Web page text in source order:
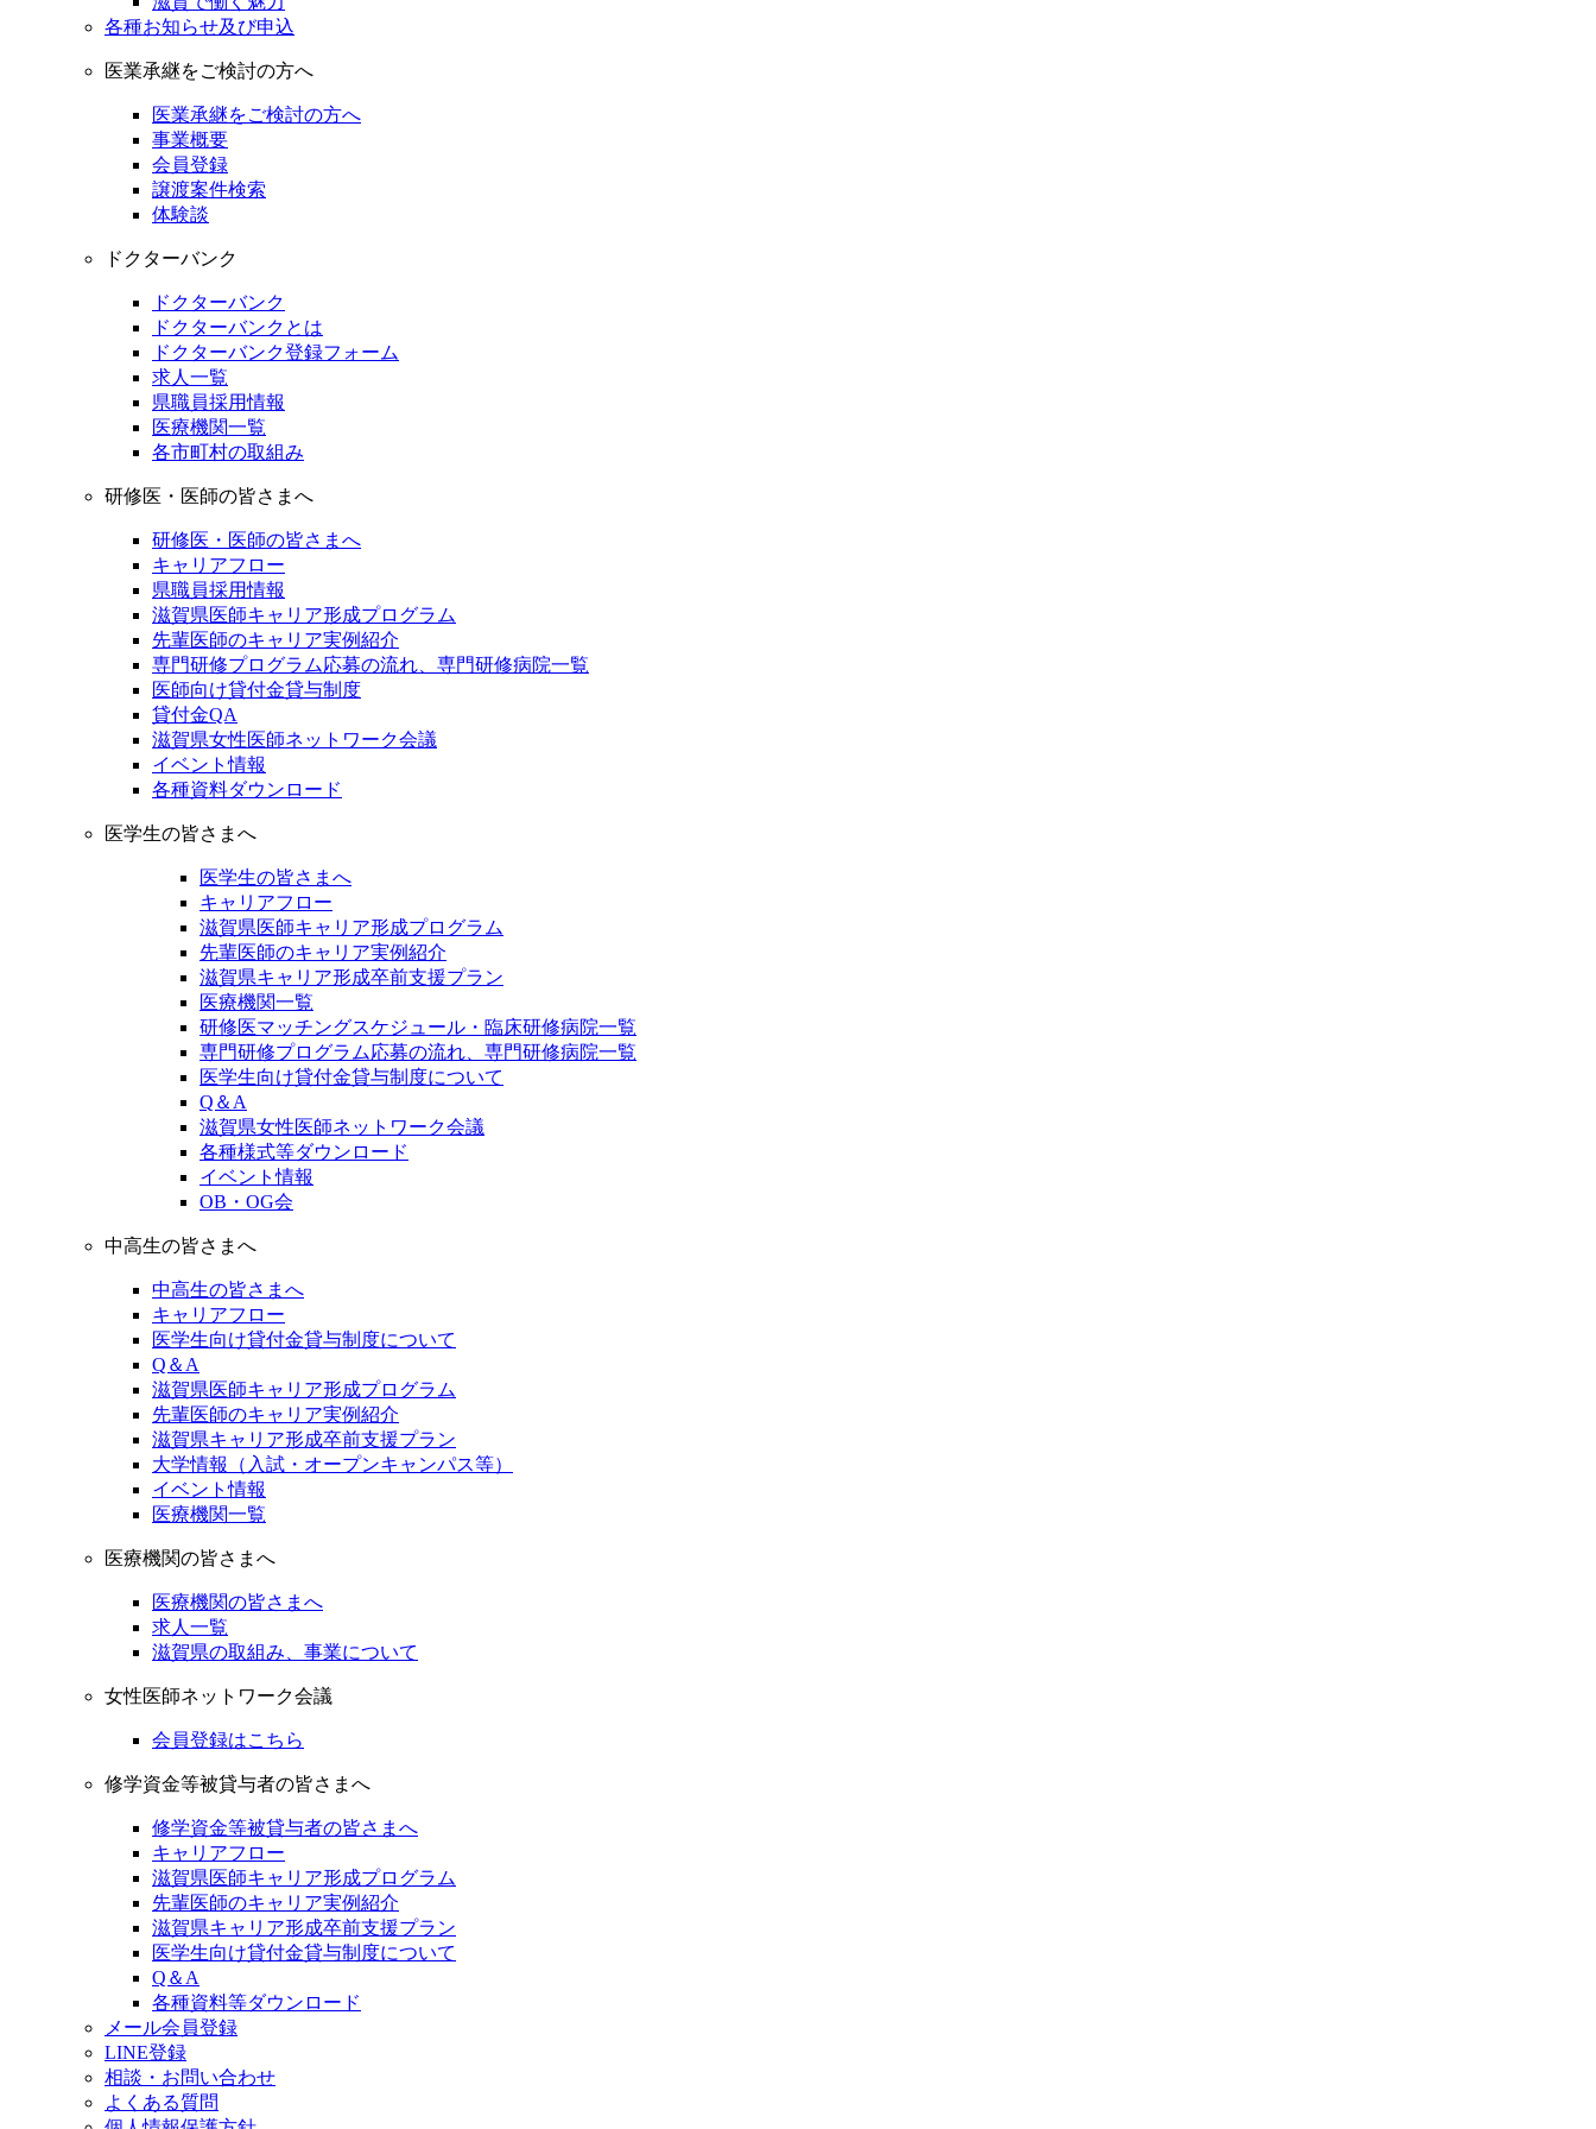
各種お知らせ及び申込
医業承継をご検討の方へ
医業承継をご検討の方へ
事業概要
会員登録
譲渡案件検索
体験談
ドクターバンク
ドクターバンク
ドクターバンクとは
ドクターバンク登録フォーム
求人一覧
県職員採用情報
医療機関一覧
各市町村の取組み
研修医・医師の皆さまへ
研修医・医師の皆さまへ
キャリアフロー
県職員採用情報
滋賀県医師キャリア形成プログラム
先輩医師のキャリア実例紹介
専門研修プログラム応募の流れ、専門研修病院一覧
医師向け貸付金貸与制度
貸付金QA
滋賀県女性医師ネットワーク会議
イベント情報
各種資料ダウンロード
医学生の皆さまへ
医学生の皆さまへ
キャリアフロー
滋賀県医師キャリア形成プログラム
先輩医師のキャリア実例紹介
滋賀県キャリア形成卒前支援プラン
医療機関一覧
研修医マッチングスケジュール・臨床研修病院一覧
専門研修プログラム応募の流れ、専門研修病院一覧
医学生向け貸付金貸与制度について
Q＆A
滋賀県女性医師ネットワーク会議
各種様式等ダウンロード
イベント情報
OB・OG会
中高生の皆さまへ
中高生の皆さまへ
キャリアフロー
医学生向け貸付金貸与制度について
Q＆A
滋賀県医師キャリア形成プログラム
先輩医師のキャリア実例紹介
滋賀県キャリア形成卒前支援プラン
大学情報（入試・オープンキャンパス等）
イベント情報
医療機関一覧
医療機関の皆さまへ
医療機関の皆さまへ
求人一覧
滋賀県の取組み、事業について
女性医師ネットワーク会議
会員登録はこちら
修学資金等被貸与者の皆さまへ
修学資金等被貸与者の皆さまへ
キャリアフロー
滋賀県医師キャリア形成プログラム
先輩医師のキャリア実例紹介
滋賀県キャリア形成卒前支援プラン
医学生向け貸付金貸与制度について
Q＆A
各種資料等ダウンロード
メール会員登録
LINE登録
相談・お問い合わせ
よくある質問